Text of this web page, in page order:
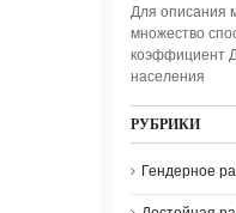
Для описания
множество
коэффициент
населения
РУБРИКИ
Гендерное